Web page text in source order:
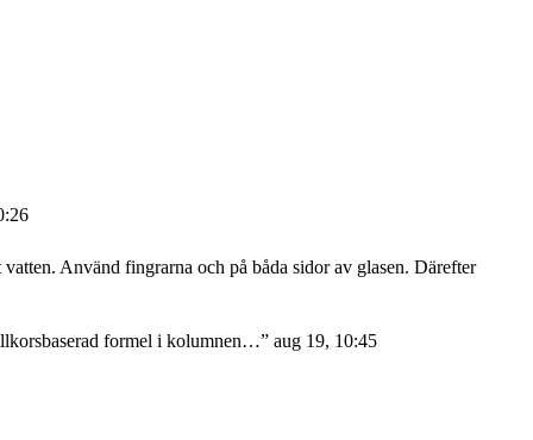
Använd fingrarna och på båda sidor av glasen. Därefter
formel i kolumnen…” aug 19, 10:45